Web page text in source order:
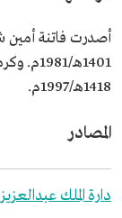
أصدرت فاتنة
1418هـ/1997م.
المصادر
دارة الملك